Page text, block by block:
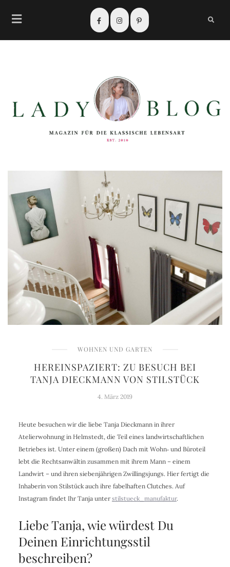
WOHNEN UND GARTEN
HEREINSPAZIERT: ZU BESUCH BEI
TANJA DIECKMANN VON STILSTÜCK
4. März 2019
Heute besuchen wir die liebe Tanja Dieckmann in ihrer
Atelierwohnung in Helmstedt, die Teil eines landwirtschaftlichen
Betriebes ist. Unter einem (großen) Dach mit Wohn‐ und Büroteil
lebt die Rechtsanwältin zusammen mit ihrem Mann – einem
Landwirt – und ihren siebenjährigen Zwillingsjungs. Hier fertigt die
Inhaberin von Stilstück auch ihre fabelhaften Clutches. Auf
Instagram findet Ihr Tanja unter stilstueck_manufaktur.
Liebe Tanja, wie würdest Du
Deinen Einrichtungsstil
beschreiben?